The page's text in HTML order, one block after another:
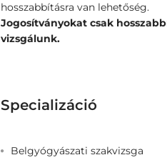
hosszabbításra van lehetőség.
Jogosítványokat csak
vizsgálunk.
Specializáció
Belgyógyászati szakvizsga